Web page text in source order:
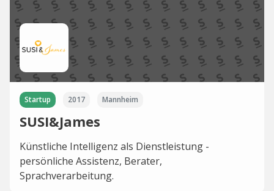
Startup 2017 Mannheim
SUSI&James
Künstliche Intelligenz als Dienstleistung -
persönliche Assistenz, Berater,
Sprachverarbeitung.